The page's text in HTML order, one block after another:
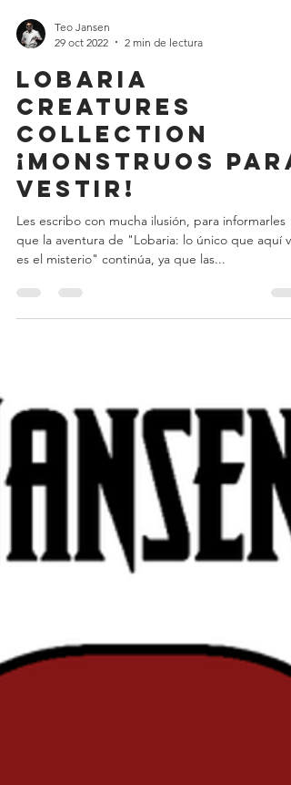
29 oct 2022
2 min de lectura
lobaria
creatures
collection
¡Monstruos para
vestir!
Les escribo con mucha ilusión, para informarles
que la aventura de "Lobaria: lo único que aquí
es el misterio" continúa, ya que las...